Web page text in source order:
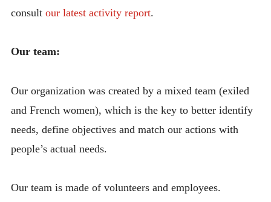
consult our latest activity report.
Our team:
Our organization was created by a mixed team (exiled
and French women), which is the key to better identify
needs, define objectives and match our actions with
people’s actual needs.
Our team is made of volunteers and employees.